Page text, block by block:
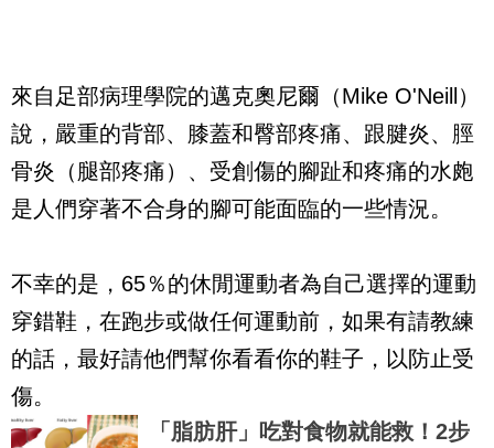
來自足部病理學院的邁克奧尼爾（Mike O'Neill）
說，嚴重的背部、膝蓋和臀部疼痛、跟腱炎、脛
骨炎（腿部疼痛）、受創傷的腳趾和疼痛的水皰
是人們穿著不合身的腳可能面臨的一些情況。
不幸的是，65％的休閒運動者為自己選擇的運動
穿錯鞋，在跑步或做任何運動前，如果有請教練
的話，最好請他們幫你看看你的鞋子，以防止受
傷。
「脂肪肝」吃對食物就能救！2步